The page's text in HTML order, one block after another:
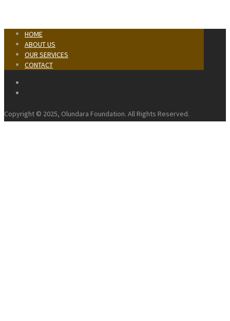
HOME
ABOUT US
OUR SERVICES
CONTACT
Copyright © 2025, Olundara Foundation. All Rights Reserved.